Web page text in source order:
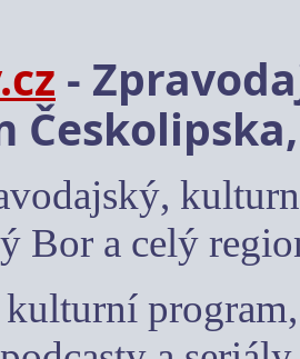
-
Bor a celý